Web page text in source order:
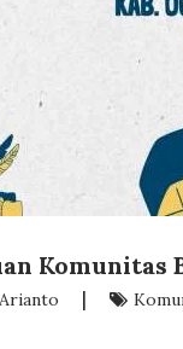
Komunitas
|